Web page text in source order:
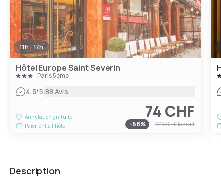
11h - 17h
Hôtel Europe Saint Severin
Paris 5ème
4.5/5|88 Avis
Annulation gratuite
Paiement à l'hôtel
74 CHF
-68% 224 CHFla nuit
Description